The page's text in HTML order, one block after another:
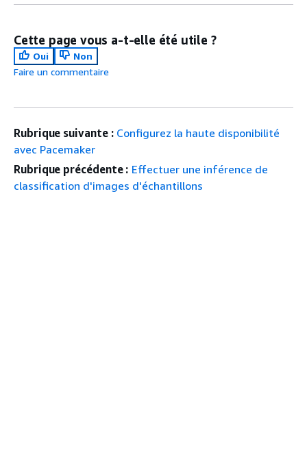
Cette page vous a-t-elle été utile ?
Oui
Non
Faire un commentaire
Rubrique suivante : Configurez la haute disponibilité
avec Pacemaker
Rubrique précédente : Effectuer une inférence de
classification d'images d'échantillons